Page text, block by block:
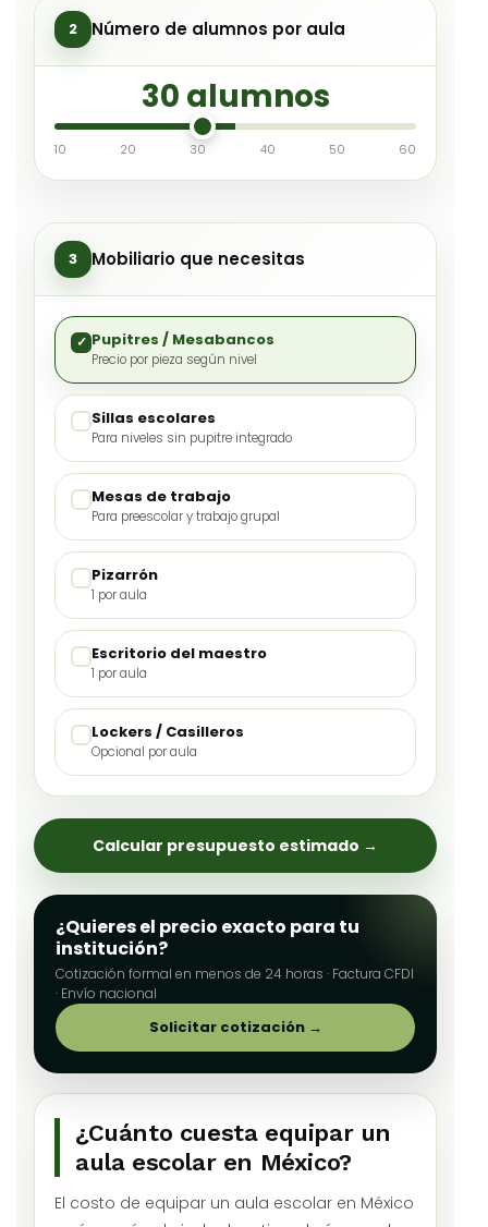
2 Número de alumnos por aula
30 alumnos
10 20 30 40 50 60
3 Mobiliario que necesitas
Pupitres / Mesabancos
Precio por pieza según nivel
Sillas escolares
Para niveles sin pupitre integrado
Mesas de trabajo
Para preescolar y trabajo grupal
Pizarrón
1 por aula
Escritorio del maestro
1 por aula
Lockers / Casilleros
Opcional por aula
Calcular presupuesto estimado →
¿Quieres el precio exacto para tu
institución?
Cotización formal en menos de 24 horas · Factura CFDI
· Envío nacional
Solicitar cotización →
¿Cuánto cuesta equipar un
aula escolar en México?
El costo de equipar un aula escolar en México